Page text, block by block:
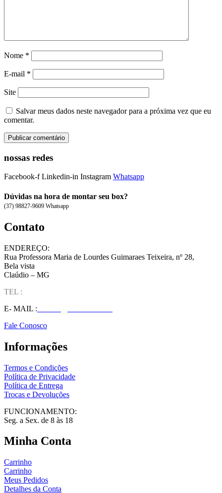
Nome *
E-mail *
Site
Salvar meus dados neste navegador para a próxima vez que eu
comentar.
nossas redes
Facebook-f Linkedin-in Instagram Whatsapp
Dúvidas na hora de montar seu box?
(37) 98827-9609 Whatsapp
Contato
ENDEREÇO:
Rua Professora Maria de Lourdes Guimaraes Teixeira, nº 28,
Bela vista
Claúdio – MG
TEL :
E- MAIL :
Fale Conosco
Informações
Termos e Condições
Política de Privacidade
Política de Entrega
Trocas e Devoluções
FUNCIONAMENTO:
Seg. a Sex. de 8 às 18
Minha Conta
Carrinho
Carrinho
Meus Pedidos
Detalhes da Conta